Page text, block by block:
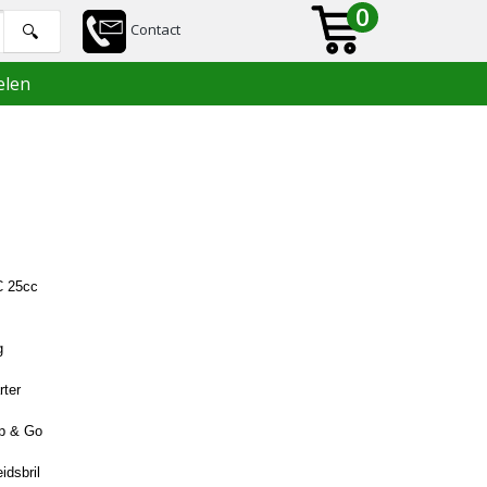
Contact 0
25cc
& Go